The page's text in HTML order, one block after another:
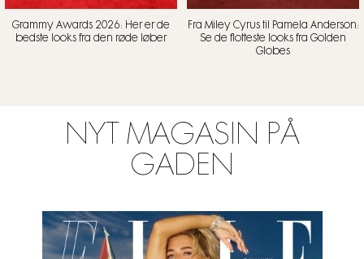
Grammy Awards 2026: Her er de
bedste looks fra den røde løber
Fra Miley Cyrus til Pamela Anderson:
Se de flotteste looks fra Golden
Globes
NYT MAGASIN PÅ
GADEN